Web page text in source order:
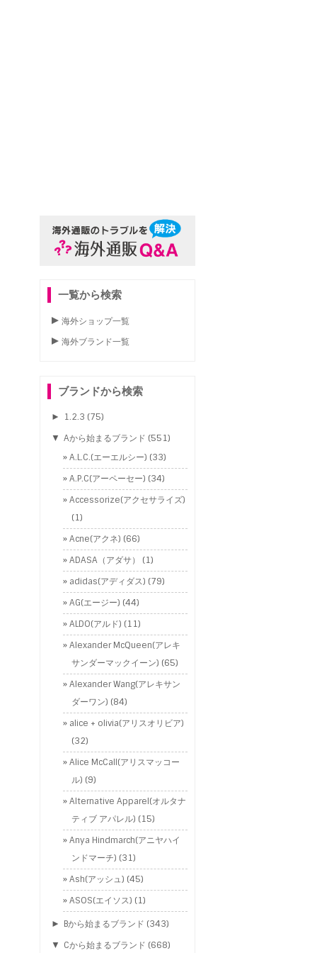
一覧から検索
海外ショップ一覧
海外ブランド一覧
ブランドから検索
► 1.2.3 (75)
▼ Aから始まるブランド (551)
A.L.C.(エーエルシー) (33)
A.P.C(アーペーセー) (34)
Accessorize(アクセサライズ)
(1)
Acne(アクネ) (66)
ADASA（アダサ）
(1)
adidas(アディダス) (79)
AG(エージー) (44)
ALDO(アルド) (11)
Alexander McQueen(アレキ
サンダーマックイーン) (65)
Alexander Wang(アレキサン
ダーワン) (84)
alice + olivia(アリスオリビア)
(32)
Alice McCall(アリスマッコー
ル) (9)
Alternative Apparel(オルタナ
ティブ アパレル) (15)
Anya Hindmarch(アニヤハイ
ンドマーチ) (31)
Ash(アッシュ) (45)
ASOS(エイソス) (1)
► Bから始まるブランド (343)
▼ Cから始まるブランド (668)